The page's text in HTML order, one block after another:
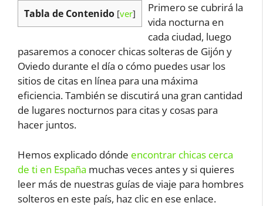
Tabla de Contenido [ver]
Primero se cubrirá la
vida nocturna en
cada ciudad, luego
pasaremos a conocer chicas solteras de Gijón y
Oviedo durante el día o cómo puedes usar los
sitios de citas en línea para una máxima
eficiencia. También se discutirá una gran cantidad
de lugares nocturnos para citas y cosas para
hacer juntos.
Hemos explicado dónde encontrar chicas cerca
de ti en España muchas veces antes y si quieres
leer más de nuestras guías de viaje para hombres
solteros en este país, haz clic en ese enlace.